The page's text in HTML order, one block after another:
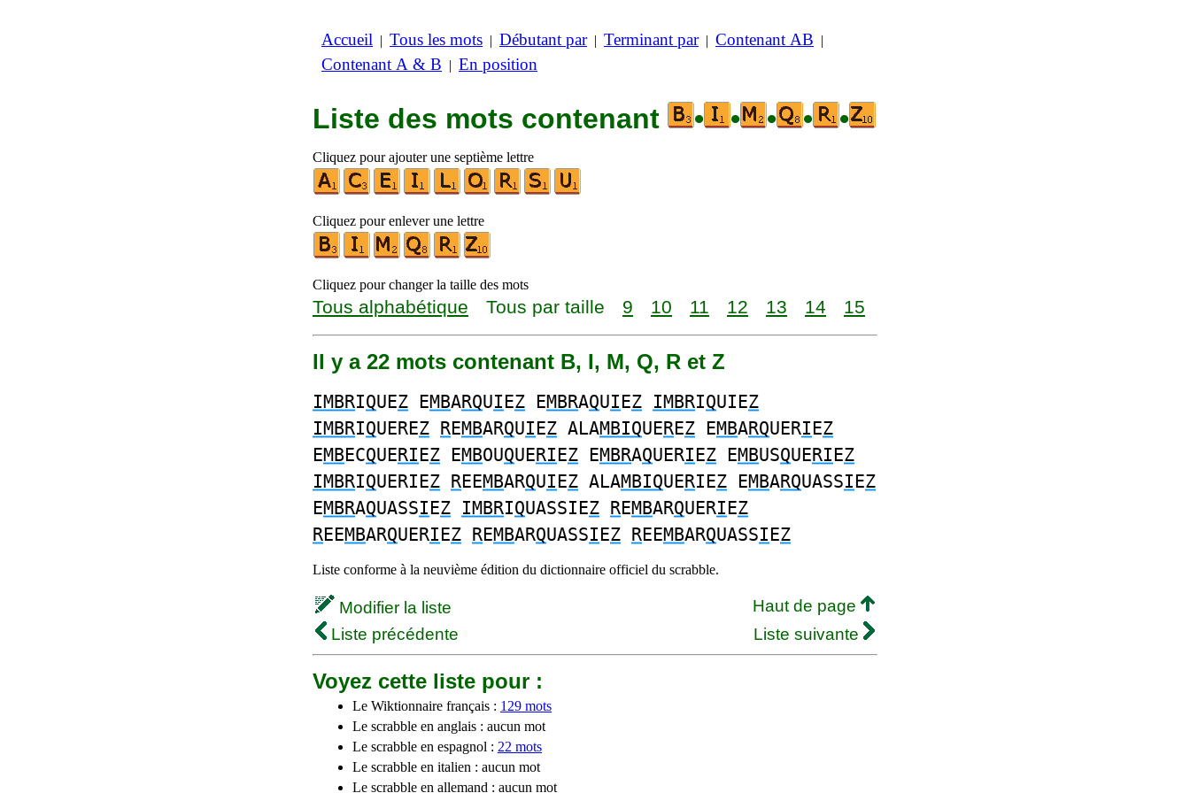
Accueil | Tous les mots | Débutant par| Terminant par| Contenant AB |
Contenant A & B | En position
Liste des mots contenant • • • • •
Cliquez pour ajouter une septième lettre
Cliquez pour enlever une lettre
Cliquez pour changer la taille des mots
Tous alphabétique Tous par taille 9 10 11 12 13 14 15
Il y a 22 mots contenant B, I, M, Q, R et Z
IMBRIQUEZ EMBARQUIEZ EMBRAQUIEZ IMBRIQUIEZ
IMBRIQUEREZ REMBARQUIEZ ALAMBIQUEREZ EMBARQUERIEZ
EMBECQUERIEZ EMBOUQUERIEZ EMBRAQUERIEZ EMBUSQUERIEZ
IMBRIQUERIEZ REEMBARQUIEZ ALAMBIQUERIEZ EMBARQUASSIEZ
EMBRAQUASSIEZ IMBRIQUASSIEZ REMBARQUERIEZ
REEMBARQUERIEZ REMBARQUASSIEZ REEMBARQUASSIEZ
Liste conforme à la neuvième édition du dictionnaire officiel du scrabble.
Modifier la liste
Haut de page
Liste précédente
Liste suivante
Voyez cette liste pour :
Le Wiktionnaire français : 129 mots
Le scrabble en anglais : aucun mot
Le scrabble en espagnol : 22 mots
Le scrabble en italien : aucun mot
Le scrabble en allemand : aucun mot